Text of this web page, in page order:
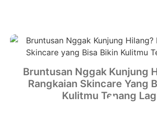
Bruntusan Nggak Kunjung
Rangkaian Skincare Yang
Kulitmu Tenang